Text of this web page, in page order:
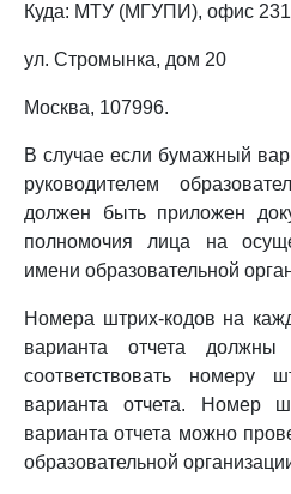
Куда: МТУ (МГУПИ), офис 231
ул. Стромынка, дом 20
Москва, 107996.
В случае если бумажный
руководителем
должен быть приложен
полномочия лица на
имени образовательной
Номера штрих-кодов на
варианта отчета
соответствовать номеру
варианта отчета. Номер
варианта отчета можно
образовательной